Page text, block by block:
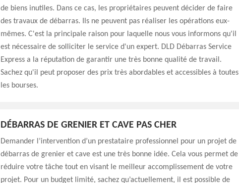
de biens inutiles. Dans ce cas, les propriétaires peuvent décider de faire
des travaux de débarras. Ils ne peuvent pas réaliser les opérations eux-
mêmes. C'est la principale raison pour laquelle nous vous informons qu'il
est nécessaire de solliciter le service d'un expert. DLD Débarras Service
Express a la réputation de garantir une très bonne qualité de travail.
Sachez qu'il peut proposer des prix très abordables et accessibles à toutes
les bourses.
DÉBARRAS DE GRENIER ET CAVE PAS CHER
Demander l’intervention d’un prestataire professionnel pour un projet de
débarras de grenier et cave est une très bonne idée. Cela vous permet de
réduire votre tâche tout en visant le meilleur accomplissement de votre
projet. Pour un budget limité, sachez qu’actuellement, il est possible de